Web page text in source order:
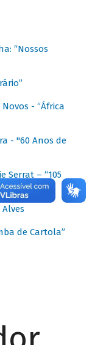
“Nossos
- “África
- "60 Anos de
Serrat – “105
de Cartola”